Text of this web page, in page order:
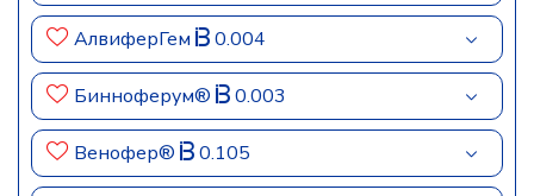
АлвиферГем 0.004
Бинноферум® 0.003
Венофер® 0.105